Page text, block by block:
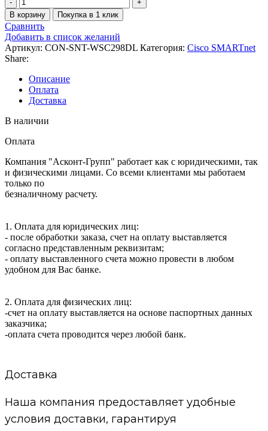
товара
Сервисный
контракт
CON-
SNT-
WSC298DL
В корзину Покупка в 1 клик
Сравнить
Добавить в список желаний
Артикул: CON-SNT-WSC298DL Категория: Cisco SMARTnet
Share:
Описание
Оплата
Доставка
В наличии
Оплата
Компания "Асконт-Групп" работает как с юридическими, так
и физическими лицами. Со всеми клиентами мы работаем
только по
безналичному расчету.
1. Оплата для юридических лиц:
- после обработки заказа, счет на оплату выставляется
согласно представленным реквизитам;
- оплату выставленного счета можно провести в любом
удобном для Вас банке.
2. Оплата для физических лиц:
-счет на оплату выставляется на основе паспортных данных
заказчика;
-оплата счета проводится через любой банк.
Доставка
Наша компания предоставляет удобные
условия доставки, гарантируя